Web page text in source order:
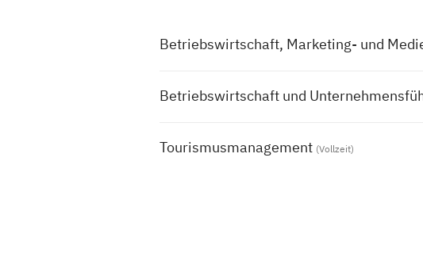
Betriebswirtschaft, Marketing- und
Betriebswirtschaft und
Tourismusmanagement (Vollzeit)